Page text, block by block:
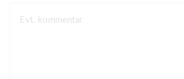
Evt. kommentar